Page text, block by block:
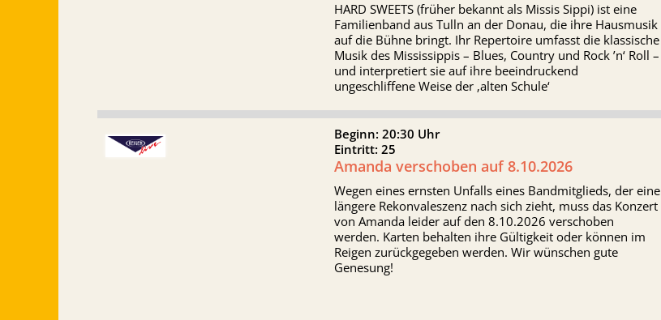
HARD SWEETS (früher bekannt als Missis Sippi) ist eine
Familienband aus Tulln an der Donau, die ihre Hausmusik
auf die Bühne bringt. Ihr Repertoire umfasst die klassische
Musik des Mississippis – Blues, Country und Rock ’n‘ Roll –
und interpretiert sie auf ihre beeindruckend
ungeschliffene Weise der ‚alten Schule‘
Beginn: 20:30 Uhr
Eintritt: 25
Amanda verschoben auf 8.10.2026
Wegen eines ernsten Unfalls eines Bandmitglieds, der eine
längere Rekonvaleszenz nach sich zieht, muss das Konzert
von Amanda leider auf den 8.10.2026 verschoben
werden. Karten behalten ihre Gültigkeit oder können im
Reigen zurückgegeben werden. Wir wünschen gute
Genesung!